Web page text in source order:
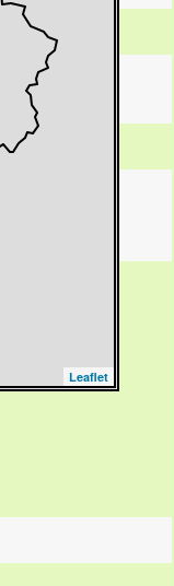
Leaflet